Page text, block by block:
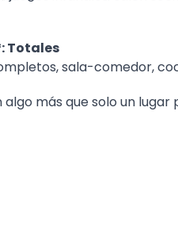
Totales
sala-comedor,
más que solo un lugar